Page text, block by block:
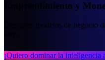
Emprendimiento y
Descubre modelos de negocio
¡Quiero dominar la inteligencia